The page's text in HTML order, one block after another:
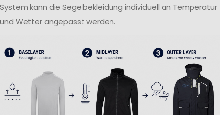
System kann die Segelbekleidung individuell an Temperatur
und Wetter angepasst werden.